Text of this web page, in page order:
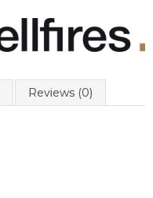
Reviews (0)